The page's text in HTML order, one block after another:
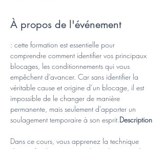
À propos de l'événement
: cette formation est essentielle pour
comprendre comment identifier vos principaux
blocages, les conditionnements qui vous
empêchent d’avancer. Car sans identifier la
véritable cause et origine d’un blocage, il est
impossible de le changer de manière
permanente, mais seulement d’apporter un
soulagement temporaire à son esprit.Description
Dans ce cours, vous apprenez la technique